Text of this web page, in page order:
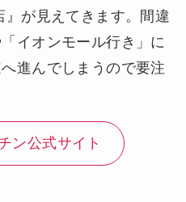
』が見えてきます。間違
イオンモール行き」に
進んでしまうので要注
ン公式サイト